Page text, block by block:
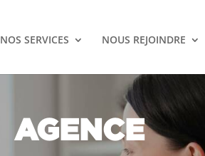
NOS SERVICES NOUS REJOINDRE
AGENCE